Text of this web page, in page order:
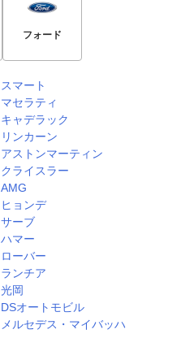
フォード
スマート
マセラティ
キャデラック
リンカーン
アストンマーティン
クライスラー
AMG
ヒョンデ
サーブ
ハマー
ローバー
ランチア
光岡
DSオートモビル
メルセデス・マイバッハ